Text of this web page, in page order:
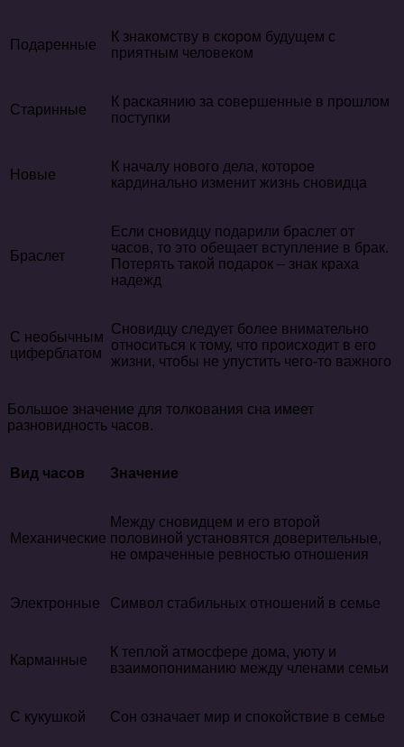
Подаренные
К знакомству в скором будущем с
приятным человеком
Старинные
К раскаянию за совершенные в прошлом
поступки
Новые
К началу нового дела, которое
кардинально изменит жизнь сновидца
Браслет
Если сновидцу подарили браслет от
часов, то это обещает вступление в брак.
Потерять такой подарок – знак краха
надежд
С необычным
циферблатом
Сновидцу следует более внимательно
относиться к тому, что происходит в его
жизни, чтобы не упустить чего-то важного
Большое значение для толкования сна имеет
разновидность часов.
Вид часов Значение
Механические
Между сновидцем и его второй
половиной установятся доверительные,
не омраченные ревностью отношения
Электронные Символ стабильных отношений в семье
Карманные
К теплой атмосфере дома, уюту и
взаимопониманию между членами семьи
С кукушкой Сон означает мир и спокойствие в семье